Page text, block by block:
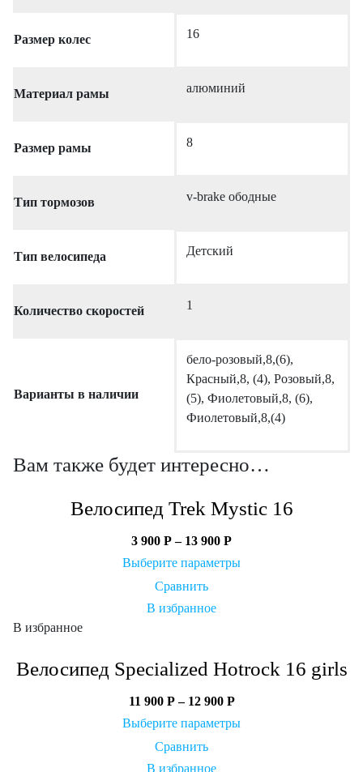
Размер колес 16
Материал рамы алюминий
Размер рамы 8
Тип тормозов v-brake ободные
Тип велосипеда Детский
Количество скоростей 1
Варианты в наличии
бело-розовый,8,(6),
Красный,8, (4), Розовый,8,
(5), Фиолетовый,8, (6),
Фиолетовый,8,(4)
Вам также будет интересно…
Велосипед Trek Mystic 16
3 900 Р– 13 900 Р
Выберите параметры
Сравнить
В избранное
В избранное
Велосипед Specialized Hotrock 16 girls
11 900 Р– 12 900 Р
Выберите параметры
Сравнить
В избранное